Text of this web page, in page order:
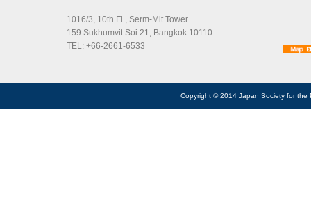
1016/3, 10th Fl., Serm-Mit Tower
159 Sukhumvit Soi 21, Bangkok 10110
TEL: +66-2661-6533
Copyright © 2014 Japan Society for the